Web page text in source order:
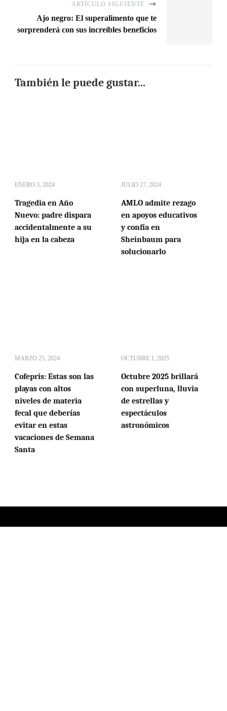
ARTÍCULO SIGUIENTE
Ajo negro: El superalimento que te
sorprenderá con sus increíbles beneficios
También le puede gustar...
ENERO 3, 2024
Tragedia en Año
Nuevo: padre dispara
accidentalmente a su
hija en la cabeza
JULIO 27, 2024
AMLO admite rezago
en apoyos educativos
y confía en
Sheinbaum para
solucionarlo
MARZO 25, 2024
Cofepris: Estas son las
playas con altos
niveles de materia
fecal que deberías
evitar en estas
vacaciones de Semana
Santa
OCTUBRE 1, 2025
Octubre 2025 brillará
con superluna, lluvia
de estrellas y
espectáculos
astronómicos